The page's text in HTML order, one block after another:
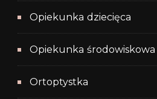
Opiekunka dziecięca
Opiekunka środowiskowa
Ortoptystka